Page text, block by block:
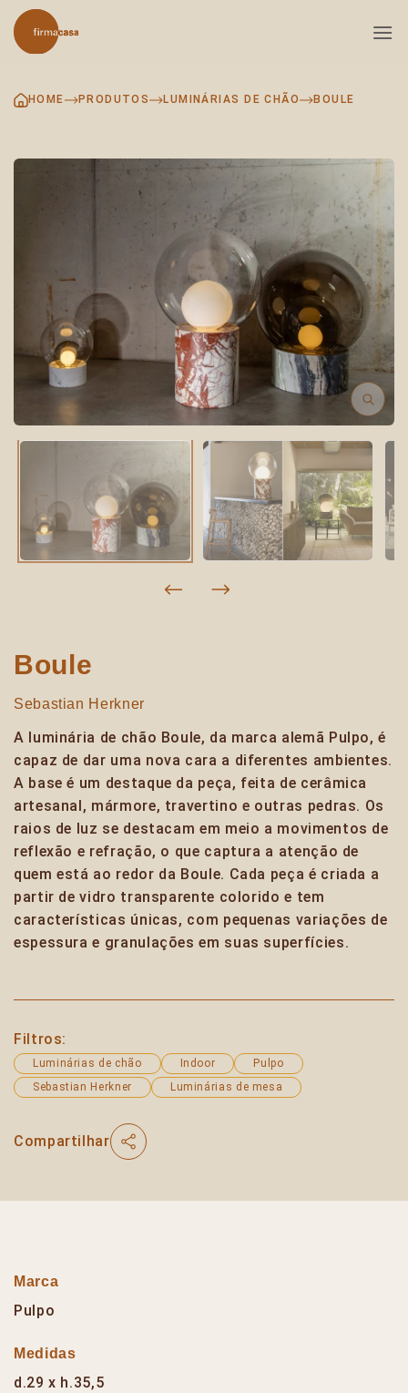
Skip
to
content
HOME PRODUTOS LUMINÁRIAS DE CHÃO BOULE
Boule
Sebastian Herkner
A luminária de chão Boule, da marca alemã Pulpo, é
capaz de dar uma nova cara a diferentes ambientes.
A base é um destaque da peça, feita de cerâmica
artesanal, mármore, travertino e outras pedras. Os
raios de luz se destacam em meio a movimentos de
reflexão e refração, o que captura a atenção de
quem está ao redor da Boule. Cada peça é criada a
partir de vidro transparente colorido e tem
características únicas, com pequenas variações de
espessura e granulações em suas superfícies.
Filtros:
Luminárias de chão Indoor
Pulpo
Sebastian Herkner
Luminárias de mesa
Compartilhar
Marca
Pulpo
Medidas
d.29 x h.35,5